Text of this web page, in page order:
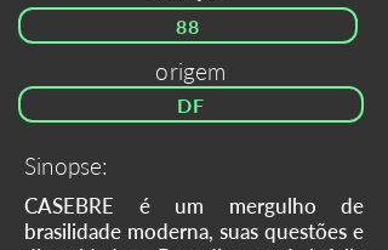
88
origem
DF
Sinopse:
CASEBRE é um mergulho de
brasilidade moderna, suas questões e